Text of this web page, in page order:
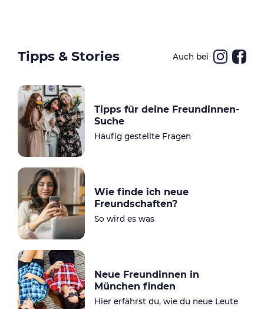
Tipps & Stories Auch bei
a
ok
Tipps für deine Freundinnen-
Suche
Häufig gestellte Fragen
Wie finde ich neue
Freundschaften?
So wird es was
Neue Freundinnen in
München finden
Hier erfährst du, wie du neue Leute